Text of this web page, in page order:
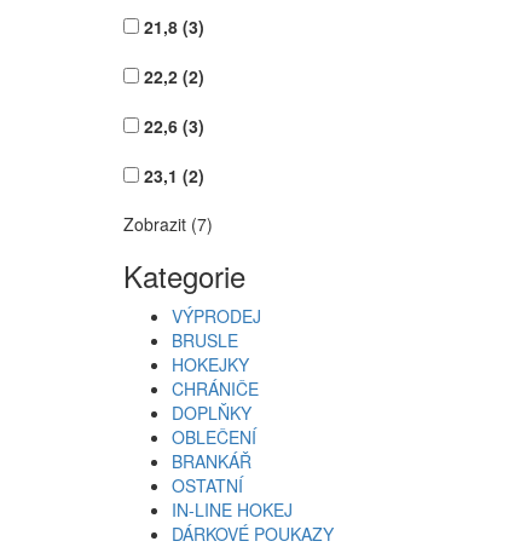
21,8 (3)
22,2 (2)
22,6 (3)
23,1 (2)
Zobrazit (7)
Kategorie
VÝPRODEJ
BRUSLE
HOKEJKY
CHRÁNIČE
DOPLŇKY
OBLEČENÍ
BRANKÁŘ
OSTATNÍ
IN-LINE HOKEJ
DÁRKOVÉ POUKAZY